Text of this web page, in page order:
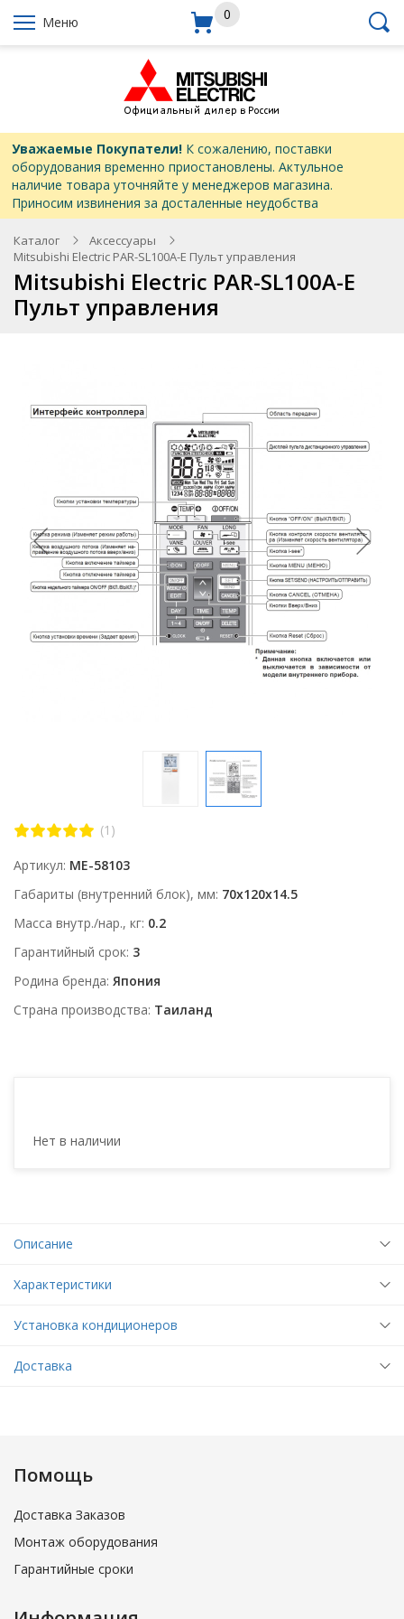
Меню 0
Уважаемые Покупатели!К сожалению, поставки
оборудования временно приостановлены. Актульное
наличие товара уточняйте у менеджеров магазина.
Приносим извинения за досталенные неудобства
Каталог
Аксессуары
Mitsubishi Electric PAR-SL100A-E Пульт управления
Mitsubishi Electric PAR-SL100A-E
Пульт управления
(1)
Артикул ME-58103
Габариты (внутренний блок), мм 70x120x14.5
Масса внутр./нар., кг 0.2
Гарантийный срок 3
Родина бренда Япония
Страна производства Таиланд
Нет в наличии
Описание
Характеристики
Установка кондиционеров
Доставка
Помощь
Доставка Заказов
Монтаж оборудования
Гарантийные сроки